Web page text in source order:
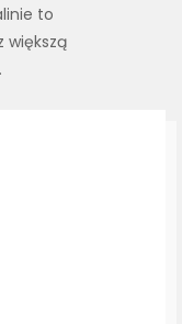
to
większą